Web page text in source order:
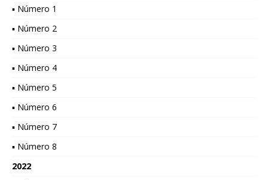
▪ Número 1
▪ Número 2
▪ Número 3
▪ Número 4
▪ Número 5
▪ Número 6
▪ Número 7
▪ Número 8
2022